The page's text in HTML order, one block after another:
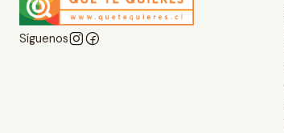
Síguenos